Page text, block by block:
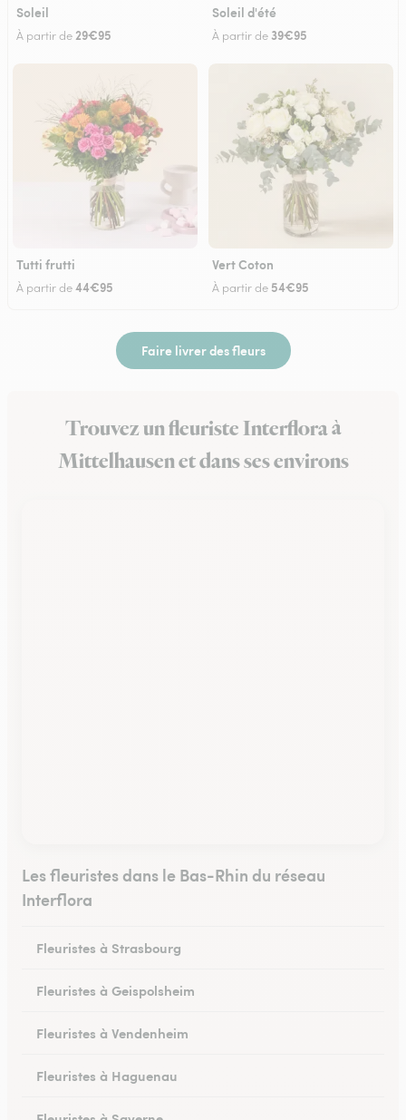
Soleil
À partir de 29€95
Soleil d'été
À partir de 39€95
Tutti frutti
À partir de44€95
Vert Coton
À partir de 54€95
Faire livrer des fleurs
Trouvez un fleuriste Interflora à
Mittelhausen et dans ses environs
Les fleuristes dans le Bas-Rhin du réseau
Interflora
Fleuristes à Strasbourg
Fleuristes à Geispolsheim
Fleuristes à Vendenheim
Fleuristes à Haguenau